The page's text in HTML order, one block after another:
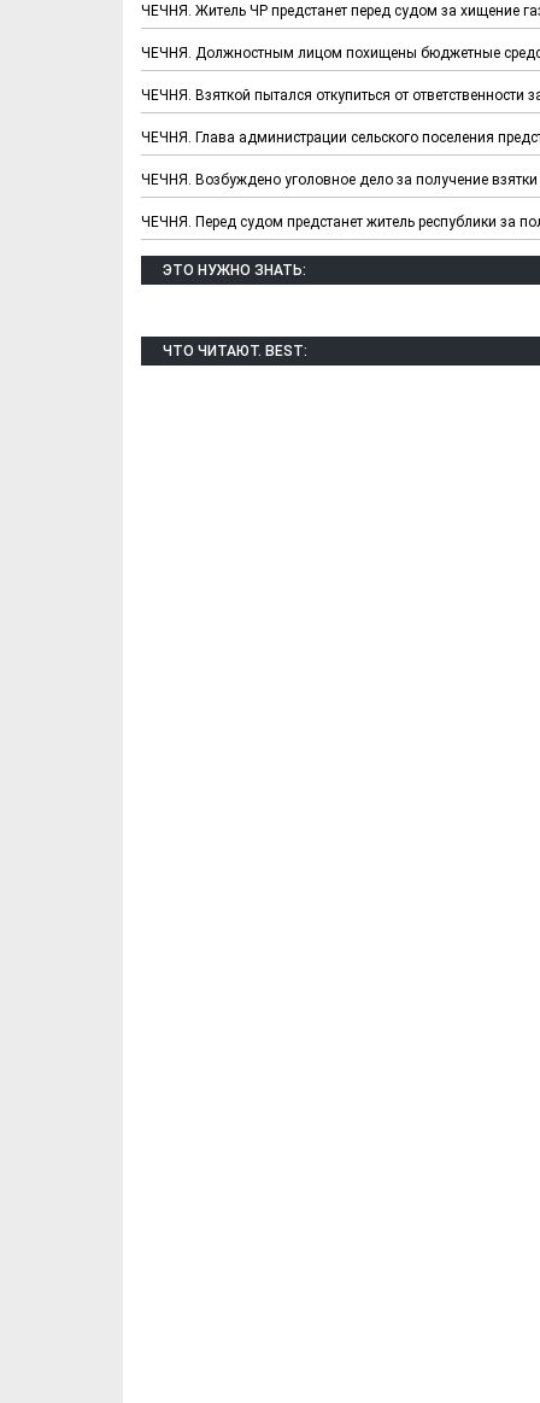
ЧЕЧНЯ. Житель ЧР предстанет перед судом за хищение
ЧЕЧНЯ. Должностным лицом похищены бюджетные
ЧЕЧНЯ. Взяткой пытался откупиться от ответственности
ЧЕЧНЯ. Глава администрации сельского поселения
ЧЕЧНЯ. Возбуждено уголовное дело за получение взятки
ЧЕЧНЯ. Перед судом предстанет житель республики за
ЭТО НУЖНО ЗНАТЬ:
ЧТО ЧИТАЮТ. BEST: